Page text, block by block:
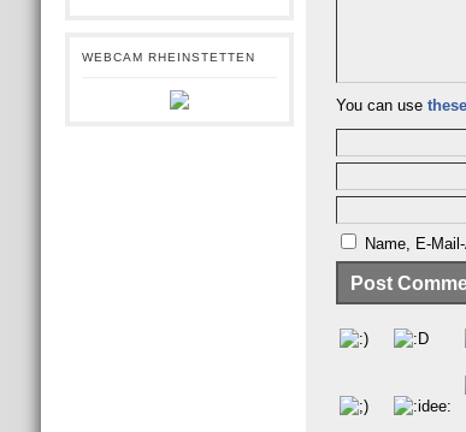
WEBCAM RHEINSTETTEN
You can use
Name, E-